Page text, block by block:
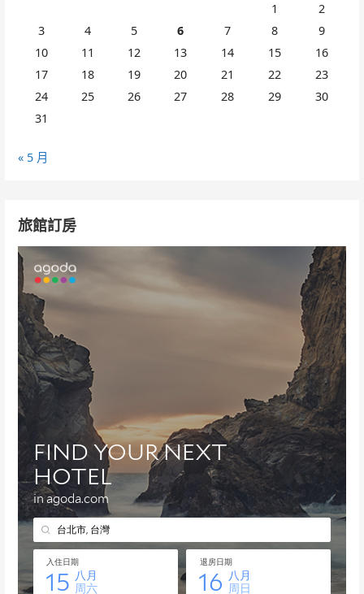
1
2
3
4 5 6 7 8
9
10
11 12 13 14 15
16
17
18 19 20 21 22
23
24
25 26 27 28 29
30
31
« 5 月
旅館訂房